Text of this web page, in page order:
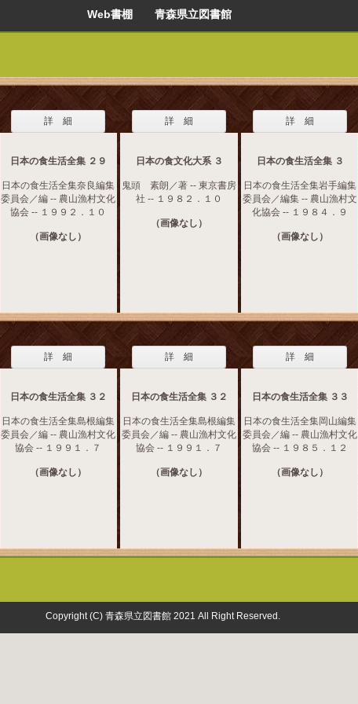
Web書棚 青森県立図書館
詳 細
日本の食生活全集 ２９
日本の食生活全集奈良編集
委員会／編 -- 農山漁村文化
協会 -- １９９２．１０
（画像なし）
詳 細
日本の食文化大系 ３
鬼頭 素朗／著 -- 東京書房
社 -- １９８２．１０
（画像なし）
詳 細
日本の食生活全集 ３
日本の食生活全集岩手編集
委員会／編集 -- 農山漁村文
化協会 -- １９８４．９
（画像なし）
詳 細
日本の食生活全集 ３２
日本の食生活全集島根編集
委員会／編 -- 農山漁村文化
協会 -- １９９１．７
（画像なし）
詳 細
日本の食生活全集 ３２
日本の食生活全集島根編集
委員会／編 -- 農山漁村文化
協会 -- １９９１．７
（画像なし）
詳 細
日本の食生活全集 ３３
日本の食生活全集岡山編集
委員会／編 -- 農山漁村文化
協会 -- １９８５．１２
（画像なし）
Copyright (C) 青森県立図書館 2021 All Right Reserved.